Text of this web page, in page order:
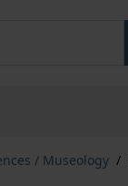
/ Museology /